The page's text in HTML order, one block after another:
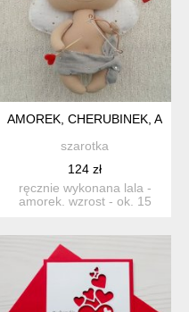
Z KRAINY SERC
AMOREK, CHERUBINEK,
szarotka
124 zł
ręcznie wykonana lala -
amorek. wzrost - ok. 15